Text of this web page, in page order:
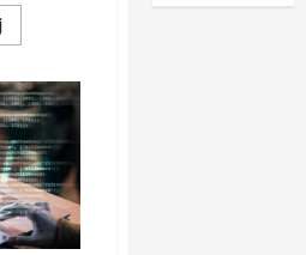
Dowiedz
się
Jak
skutecznie
zarządzać
terminami
i
rezerwacjami
usług
–
sprawdzone
metody